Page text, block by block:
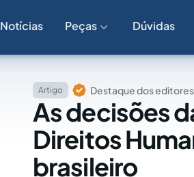
Notícias Peças Dúvidas
Artigo Destaque dos editores
As decisões
Direitos
brasileiro